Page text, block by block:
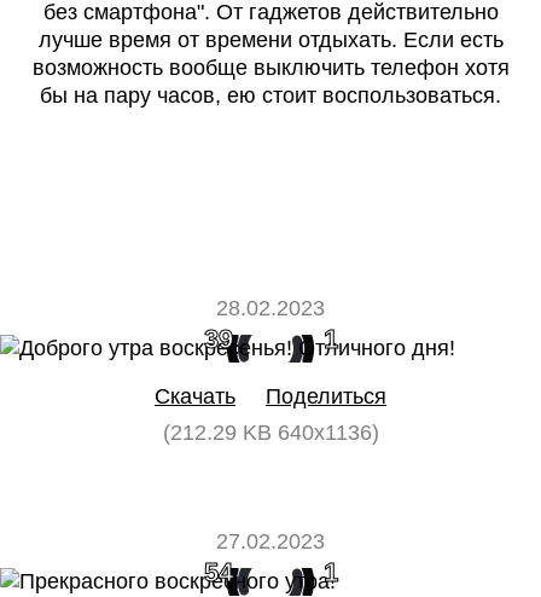
без смартфона". От гаджетов действительно
лучше время от времени отдыхать. Если есть
возможность вообще выключить телефон хотя
бы на пару часов, ею стоит воспользоваться.
28.02.2023
39 1
Скачать
Поделиться
(212.29 KB 640x1136)
27.02.2023
54 1